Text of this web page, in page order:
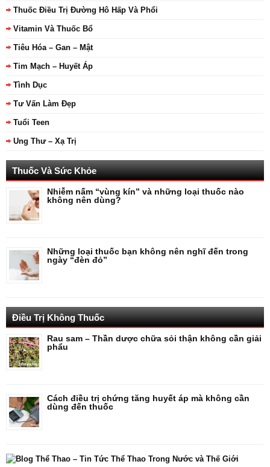
Thuốc Điều Trị Đường Hô Hấp Và Phổi
Vitamin Và Thuốc Bổ
Tiêu Hóa – Gan – Mật
Tim Mạch – Huyết Áp
Tình Dục
Tư Vấn Làm Đẹp
Tuổi Teen
Ung Thư – Xạ Trị
Thuốc Và Sức Khỏe
Nhiễm nấm “vùng kín” và những loại thuốc nào
không nên dùng?
Những loại thuốc bạn không nên nghĩ đến trong
ngày “đèn đỏ”
Điều Trị Không Thuốc
Rau sam – Thần dược chữa sỏi thận không cần giải
phẩu
Cách điều trị chứng tăng huyết áp mà không cần
dùng đến thuốc